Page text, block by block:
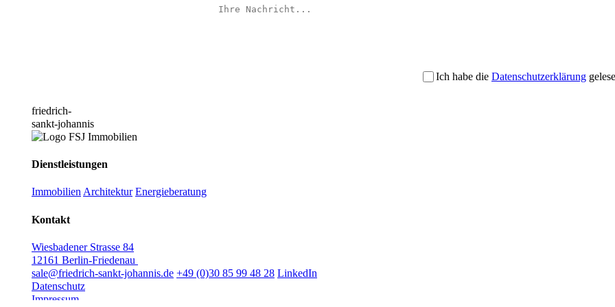
Ich habe die Datenschutzerklärung
friedrich-
sankt-johannis
Dienstleistungen
ImmobilienArchitektur Energieberatung
Kontakt
Wiesbadener Strasse 84
12161 Berlin-Friedenau
sale@friedrich-sankt-johannis.de +49 (0)30 85 99 48 28 LinkedIn
Datenschutz
Impressum